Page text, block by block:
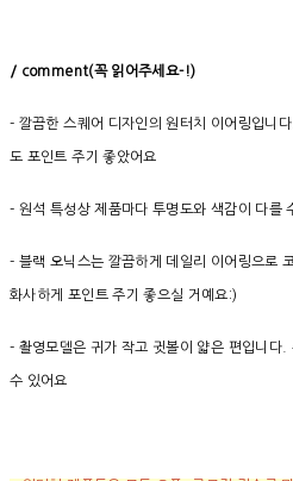
/ comment(꼭 읽어주세요-!)
- 깔끔한 스퀘어 디자인의 원터치 이어링입니
도 포인트 주기 좋았어요
- 원석 특성상 제품마다 투명도와 색감이 다를
- 블랙 오닉스는 깔끔하게 데일리 이어링으로
화사하게 포인트 주기 좋으실 거예요:)
- 촬영모델은 귀가 작고 귓볼이 얇은 편입니다.
수 있어요